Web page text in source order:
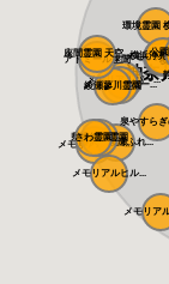
環境霊園
メモリア
横浜浄苑
メモリアルパー...
藤沢・綾瀬ふれ...
メモリアルパー...
県央綾瀬霊園
メモリアルパー...
綾瀬蓼川霊園
アドミール座間
座間霊園 天空... 公
メモリアルヒル...
泉やすらぎ
さわ霊園
メモリア
神奈